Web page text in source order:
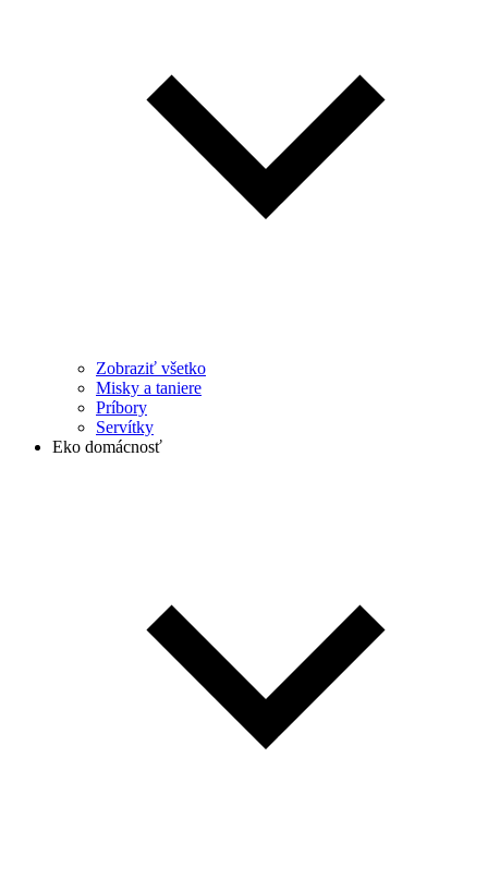
Zobraziť všetko
Misky a taniere
Príbory
Servítky
Eko domácnosť